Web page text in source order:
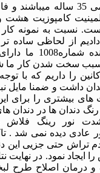
مراجعه کننده خانمی 35 ساله
لمینیت کامپوزیت هشت
نسبت به نمونه
دادیم از لحاظی ساده
بود. در کیس
سبب سخت شدن کار ما
را داریم که با
داشت و ضمنا مایل
های بیشتری را برای
دندان ها در دندان
نور رینگ فلاش
عادی دیده نمی شد .
تراش حتی جزیی این
ایجاد نمود. در نهایت
درمان اصلاح طرح